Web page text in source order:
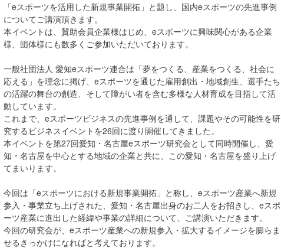
「eスポーツを活用した新規事業開拓」と題し、国内eスポーツの先進事例
についてご講演頂きます。
本イベントは、賛助会員企業様はじめ、eスポーツに興味関心がある企業
様、団体様にも数多くご参加いただいております。
一般社団法人 愛知eスポーツ連合は「夢をつくる、産業をつくる、社会に
応える」を理念に掲げ、eスポーツを通じた雇⽤創出・地域創⽣、選⼿たち
の活躍の舞台の創造、そして障がい者を含む多様な⼈材育成を⽬指して活
動しています。
これまで、eスポーツビジネスの先進事例を通して、課題やその可能性を研
究するビジネスイベントを26回に渡り開催してきました。
本イベントを第27回愛知・名古屋eスポーツ研究会として同時開催し、愛
知・名古屋を中心とする地域の企業と共に、この愛知・名古屋を盛り上げ
てまいります。
今回は「eスポーツにおける新規事業開拓」と称し、eスポーツ産業へ新規
参入・事業立ち上げされた、愛知・名古屋出身のお二人をお招きし、eスポ
ーツ産業に進出した経緯や事業の詳細について、ご講演いただきます。
今回の研究会が、eスポーツ産業への新規参入・拡大するイメージを膨らま
せるきっかけになればと考えております。